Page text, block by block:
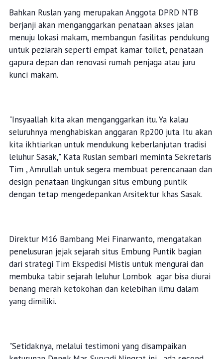
Bahkan Ruslan yang merupakan Anggota DPRD NTB
berjanji akan menganggarkan penataan akses jalan
menuju lokasi makam, membangun fasilitas pendukung
untuk peziarah seperti empat kamar toilet, penataan
gapura depan dan renovasi rumah penjaga atau juru
kunci makam.
"Insyaallah kita akan menganggarkan itu. Ya kalau
seluruhnya menghabiskan anggaran Rp200 juta. Itu akan
kita ikhtiarkan untuk mendukung keberlanjutan tradisi
leluhur Sasak," Kata Ruslan sembari meminta Sekretaris
Tim , Amrullah untuk segera membuat perencanaan dan
design penataan lingkungan situs embung puntik
dengan tetap mengedepankan Arsitektur khas Sasak.
Direktur M16 Bambang Mei Finarwanto, mengatakan
penelusuran jejak sejarah situs Embung Puntik bagian
dari strategi Tim Ekspedisi Mistis untuk mengurai dan
membuka tabir sejarah leluhur Lombok agar bisa diurai
benang merah ketokohan dan kelebihan ilmu dalam
yang dimiliki.
"Setidaknya, melalui testimoni yang disampaikan